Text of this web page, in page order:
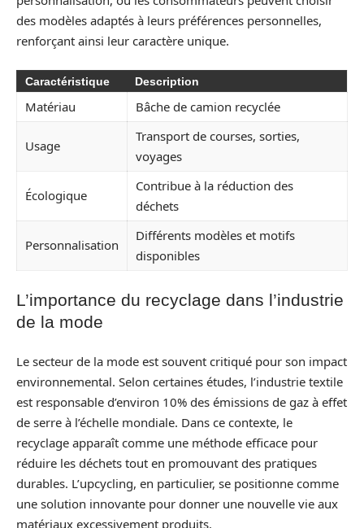
des modèles adaptés à leurs préférences personnelles,
renforçant ainsi leur caractère unique.
Caractéristique Description
Matériau Bâche de camion recyclée
Usage
Transport de courses, sorties,
voyages
Écologique
Contribue à la réduction des
déchets
Personnalisation
Différents modèles et motifs
disponibles
L’importance du recyclage dans l’industrie
de la mode
Le secteur de la mode est souvent critiqué pour son impact
environnemental. Selon certaines études, l’industrie textile
est responsable d’environ 10% des émissions de gaz à effet
de serre à l’échelle mondiale. Dans ce contexte, le
recyclage apparaît comme une méthode efficace pour
réduire les déchets tout en promouvant des pratiques
durables. L’upcycling, en particulier, se positionne comme
une solution innovante pour donner une nouvelle vie aux
matériaux excessivement produits.